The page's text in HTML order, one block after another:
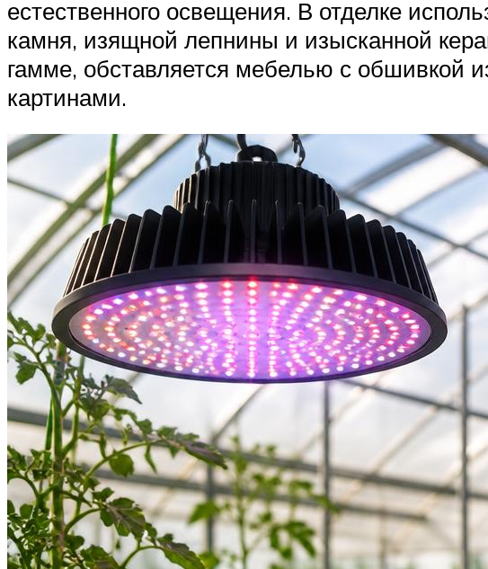
естественного освещения. В отделке
камня, изящной лепнины и изысканной
гамме, обставляется мебелью с обшивкой
картинами.